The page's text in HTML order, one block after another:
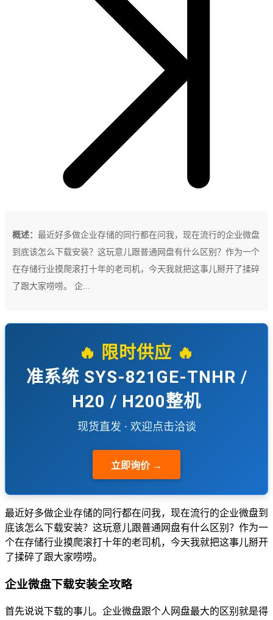
概述： 最近好多做企业存储的同行都在问我，现在流行的企业微盘
到底该怎么下载安装？这玩意儿跟普通网盘有什么区别？作为一个
在存储行业摸爬滚打十年的老司机，今天我就把这事儿掰开了揉碎
了跟大家唠唠。 企...
🔥 限时供应 🔥
准系统 SYS-821GE-TNHR /
H20 / H200整机
现货直发 · 欢迎点击洽谈
立即询价 →
最近好多做企业存储的同行都在问我，现在流行的企业微盘到
底该怎么下载安装？这玩意儿跟普通网盘有什么区别？作为一
个在存储行业摸爬滚打十年的老司机，今天我就把这事儿掰开
了揉碎了跟大家唠唠。
企业微盘下载安装全攻略
首先说说下载的事儿。企业微盘跟个人网盘最大的区别就是得